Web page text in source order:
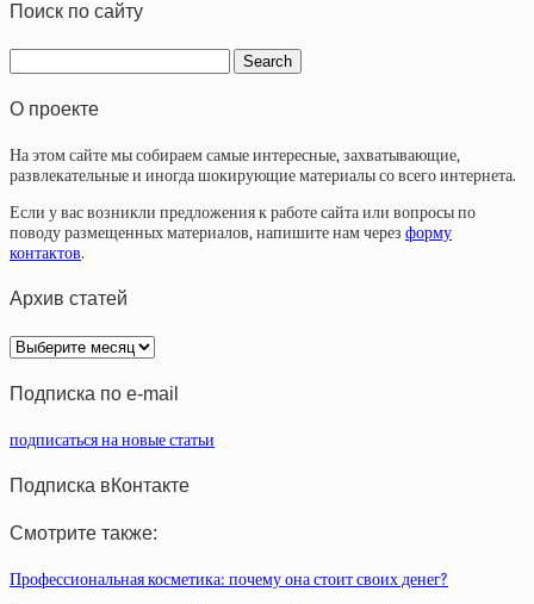
Поиск по сайту
О проекте
На этом сайте мы собираем самые интересные, захватывающие,
развлекательные и иногда шокирующие материалы со всего интернета.
Если у вас возникли предложения к работе сайта или вопросы по
поводу размещенных материалов, напишите нам через форму
контактов.
Архив статей
Архив
статей
Подписка по e-mail
подписаться на новые статьи
Подписка вКонтакте
Смотрите также:
Профессиональная косметика: почему она стоит своих денег?